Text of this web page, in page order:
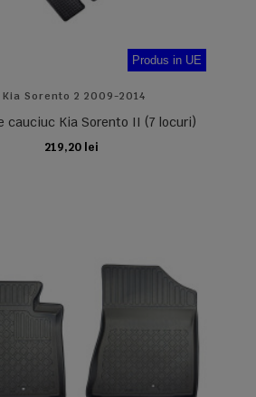
Produs in UE
Kia Sorento 2 2009-2014
cauciuc Kia Sorento II (7 locuri)
219,20 lei
ADAUGA IN COS